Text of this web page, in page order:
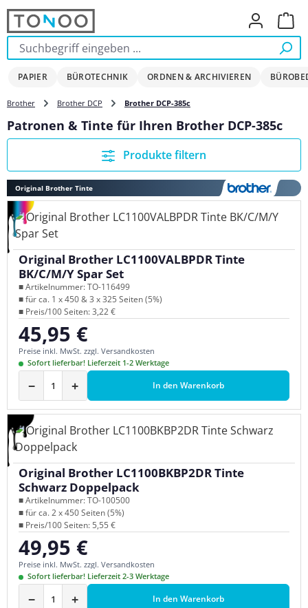
Zum Hauptinhalt springen
PAPIER BÜROTECHNIK ORDNEN & ARCHIVIEREN
Brother Brother DCP Brother DCP-385c
Patronen & Tinte für Ihren Brother DCP-385c
Produkte filtern
Original Brother Tinte
Original Brother LC1100VALBPDR Tinte
BK/C/M/Y Spar Set
■ Artikelnummer: TO-116499
■ für ca. 1 x 450 & 3 x 325 Seiten (5%)
■ Preis/100 Seiten: 3,22 €
Regulärer Preis:
45,95 €
Preise inkl. MwSt. zzgl. Versandkosten
Sofort lieferbar! Lieferzeit 1-2 Werktage
− + In den Warenkorb
Original Brother LC1100BKBP2DR Tinte
Schwarz Doppelpack
■ Artikelnummer: TO-100500
■ für ca. 2 x 450 Seiten (5%)
■ Preis/100 Seiten: 5,55 €
Regulärer Preis:
49,95 €
Preise inkl. MwSt. zzgl. Versandkosten
Sofort lieferbar! Lieferzeit 2-3 Werktage
− + In den Warenkorb